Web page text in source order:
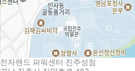
전자랜드 파워센터 진주성점